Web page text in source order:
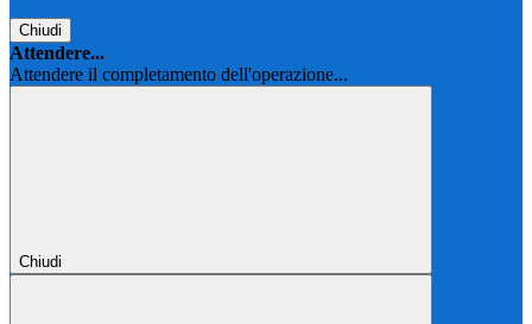
Chiudi
Attendere...
Attendere il completamento dell'operazione...
Chiudi